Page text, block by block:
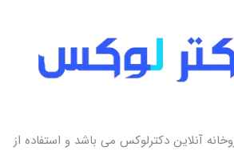
آنلاین دکترلوکس می باشد و استفاده از